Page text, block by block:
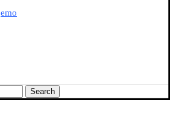
Search